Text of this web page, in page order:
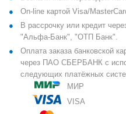
On-line картой Visa/
В рассрочку или кредит
"Альфа-Банк", "ОТП Банк".
Оплата заказа банковской
через ПАО СБЕРБАНК с
следующих платёжных
МИР
VISA